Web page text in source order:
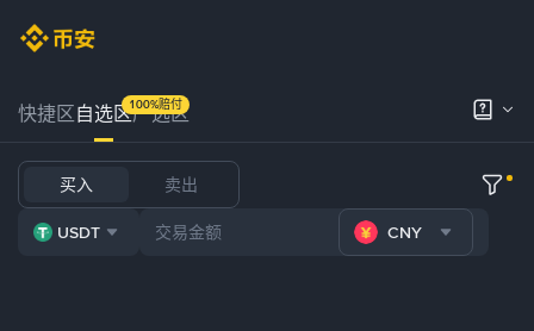
快捷区自选区严选区
100%赔付
买入 卖出
USDT CNY